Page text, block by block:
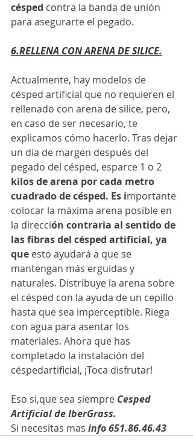
césped contra la banda de unión
para asegurarte el pegado.
6.RELLENA CON ARENA DE SILICE.
Actualmente, hay modelos de
césped artificial que no requieren el
rellenado con arena de silice, pero,
en caso de ser necesario, te
explicamos cómo hacerlo. Tras dejar
un día de margen después del
pegado del césped, esparce 1 o 2
kilos de arena por cada metro
cuadrado de césped. Es importante
colocar la máxima arena posible en
la dirección contraria al sentido de
las fibras del césped artificial, ya
que esto ayudará a que se
mantengan más erguidas y
naturales. Distribuye la arena sobre
el césped con la ayuda de un cepillo
hasta que sea imperceptible. Riega
con agua para asentar los
materiales. Ahora que has
completado la instalación del
céspedartificial, ¡Toca disfrutar!
Eso si,que sea siempre Cesped
Artificial de IberGrass.
Si necesitas mas info 651.86.46.43